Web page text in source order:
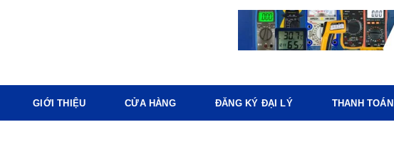
GIỚI THIỆU CỬA HÀNG ĐĂNG KÝ ĐẠI LÝ THANH TOÁN